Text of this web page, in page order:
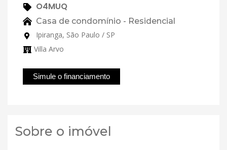
O4MUQ
Casa de condomínio - Residencial
Ipiranga, São Paulo / SP
Villa Arvo
Simule o financiamento
Sobre o imóvel